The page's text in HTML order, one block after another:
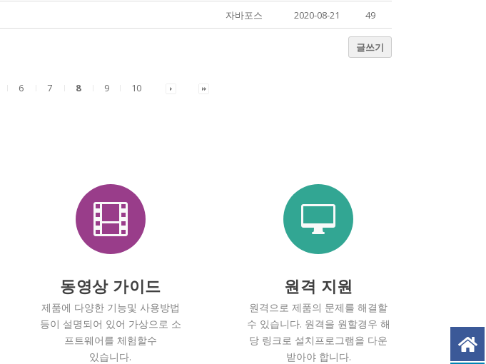
자바포스 2020-08-21 49
글쓰기
6 7 8 9 10

동영상 가이드
제품에 다양한 기능및 사용방법
등이 설명되어 있어 가상으로 소
프트웨어를 체험할수
있습니다.

원격 지원
원격으로 제품의 문제를 해결할
수 있습니다. 원격을 원할경우 해
당 링크로 설치프로그램을 다운
받아야 합니다.